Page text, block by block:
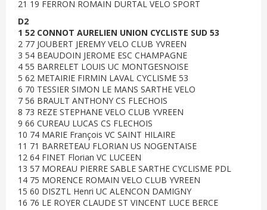
21 19 FERRON ROMAIN DURTAL VELO SPORT
D2
1 52 CONNOT AURELIEN UNION CYCLISTE SUD 53
2 77 JOUBERT JEREMY VELO CLUB YVREEN
3 54 BEAUDOIN JEROME ESC CHAMPAGNE
4 55 BARRELET LOUIS UC MONTGESNOISE
5 62 METAIRIE FIRMIN LAVAL CYCLISME 53
6 70 TESSIER SIMON LE MANS SARTHE VELO
7 56 BRAULT ANTHONY CS FLECHOIS
8 73 REZE STEPHANE VELO CLUB YVREEN
9 66 CUREAU LUCAS CS FLECHOIS
10 74 MARIE François VC SAINT HILAIRE
11 71 BARRETEAU FLORIAN US NOGENTAISE
12 64 FINET Florian VC LUCEEN
13 57 MOREAU PIERRE SABLE SARTHE CYCLISME PDL
14 75 MORENCE ROMAIN VELO CLUB YVREEN
15 60 DISZTL Henri UC ALENCON DAMIGNY
16 76 LE ROYER CLAUDE ST VINCENT LUCE BERCE